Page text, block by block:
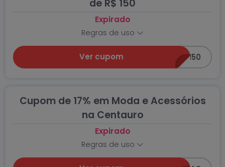
de R$ 150
Expirado
Regras de uso
Ver cupom 10ACIMA150
Cupom de 17% em Moda e Acessórios
na Centauro
Expirado
Regras de uso